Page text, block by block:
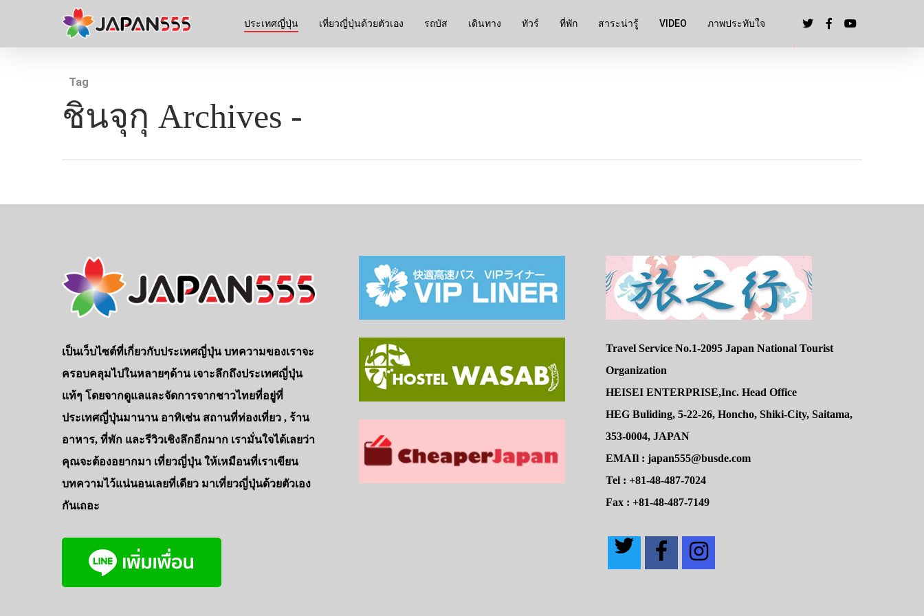
ประเทศญี่ปุ่น เที่ยวญี่ปุ่นด้วยตัวเอง รถบัส เดินทาง ทัวร์ ที่พัก สาระน่ารู้ VIDEO ภาพประทับใจ
Tag
ชินจุกุ Archives -
เป็นเว็บไซต์ที่เกี่ยวกับประเทศญี่ปุ่น บทความของเราจะ
ครอบคลุมไปในหลายๆด้าน เจาะลึกถึงประเทศญี่ปุ่น
แท้ๆ โดยจากดูแลและจัดการจากชาวไทยที่อยู่ที่
ประเทศญี่ปุ่นมานาน อาทิเช่น สถานที่ท่องเที่ยว , ร้าน
อาหาร, ที่พัก และรีวิวเชิงลึกอีกมาก เรามั่นใจได้เลยว่า
คุณจะต้องอยากมา เที่ยวญี่ปุ่น ให้เหมือนที่เราเขียน
บทความไว้แน่นอนเลยที่เดียว มาเที่ยวญี่ปุ่นด้วยตัวเอง
กันเถอะ
Travel Service No.1-2095 Japan National Tourist
Organization
HEISEI ENTERPRISE,Inc. Head Office
HEG Buliding, 5-22-26, Honcho, Shiki-City, Saitama,
353-0004, JAPAN
EMAIl : japan555@busde.com
Tel : +81-48-487-7024
Fax : +81-48-487-7149